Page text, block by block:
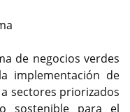
de negocios verdes
implementación de
sectores priorizados
sostenible para el